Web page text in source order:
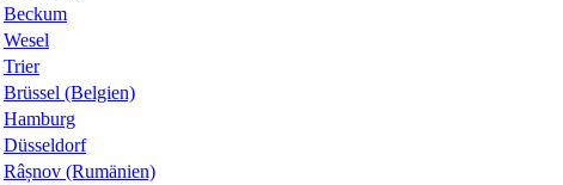
Beckum
Wesel
Trier
Brüssel (Belgien)
Hamburg
Düsseldorf
Râșnov (Rumänien)